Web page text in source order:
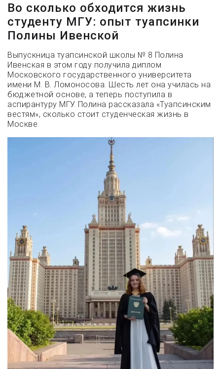
Во сколько обходится жизнь
студенту МГУ: опыт туапсинки
Полины Ивенской
Выпускница туапсинской школы № 8 Полина
Ивенская в этом году получила диплом
Московского государственного университета
имени М. В. Ломоносова. Шесть лет она училась на
бюджетной основе, а теперь поступила в
аспирантуру МГУ. Полина рассказала «Туапсинским
вестям», сколько стоит студенческая жизнь в
Москве.